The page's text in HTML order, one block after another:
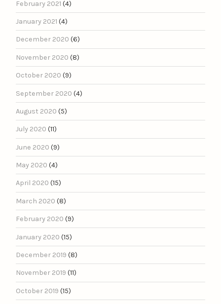
February 2021 (4)
January 2021 (4)
December 2020 (6)
November 2020 (8)
October 2020 (9)
September 2020 (4)
August 2020 (5)
July 2020 (11)
June 2020 (9)
May 2020 (4)
April 2020 (15)
March 2020 (8)
February 2020 (9)
January 2020 (15)
December 2019 (8)
November 2019 (11)
October 2019 (15)